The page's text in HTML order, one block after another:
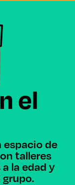
el
espacio de
talleres
la edad y